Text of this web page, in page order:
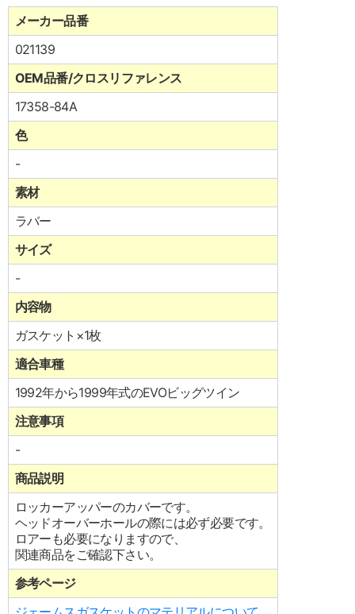
メーカー品番
021139
OEM品番/クロスリファレンス
17358-84A
色
-
素材
ラバー
サイズ
-
内容物
ガスケット×1枚
適合車種
1992年から1999年式のEVOビッグツイン
注意事項
-
商品説明
ロッカーアッパーのカバーです。
ヘッドオーバーホールの際には必ず必要です。
ロアーも必要になりますので、
関連商品をご確認下さい。
参考ページ